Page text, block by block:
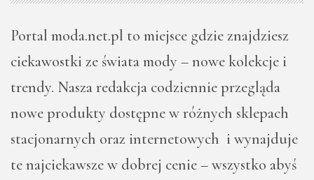
Portal moda.net.pl to miejsce gdzie znajdziesz
ciekawostki ze świata mody – nowe kolekcje i
trendy. Nasza redakcja codziennie przegląda
nowe produkty dostępne w różnych sklepach
stacjonarnych oraz internetowych i wynajduje
te najciekawsze w dobrej cenie – wszystko abyś